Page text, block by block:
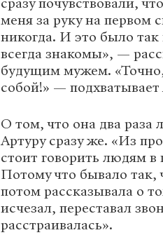
меня за руку на первом
никогда. И это было
всегда знакомы», —
будущим мужем.
собой!» — подхватывает
О том, что она два раза
Артуру сразу же. «Из
стоит говорить людям
Потому что бывало так,
потом рассказывала о
исчезал, переставал
расстраивалась».